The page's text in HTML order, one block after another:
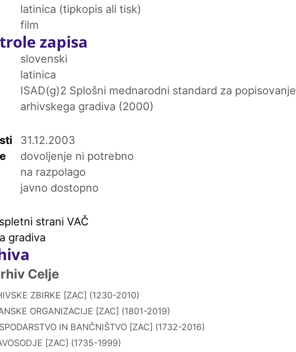
latinica (tipkopis ali tisk)
film
zapisa
slovenski
latinica
ISAD(g)2 Splošni mednarodni standard za popisovanje
arhivskega gradiva (2000)
31.12.2003
dovoljenje ni potrebno
na razpolago
javno dostopno
strani VAČ
gradiva
Celje
ZBIRKE [ZAC] (1230-2010)
ORGANIZACIJE [ZAC] (1801-2019)
IN BANČNIŠTVO [ZAC] (1732-2016)
[ZAC] (1735-1999)